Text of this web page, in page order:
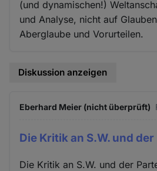
(und dynamischen!)
und Analyse, nicht auf
Aberglaube und Vorurteilen.
Diskussion anzeigen
Eberhard Meier (nicht überprüft)
Die Kritik an S.W. und der
Die Kritik an S.W. und der